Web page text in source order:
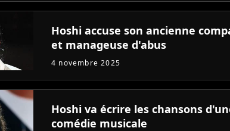
Hoshi accuse son ancienne
et manageuse d'abus
4 novembre 2025
Hoshi va écrire les chansons
comédie musicale